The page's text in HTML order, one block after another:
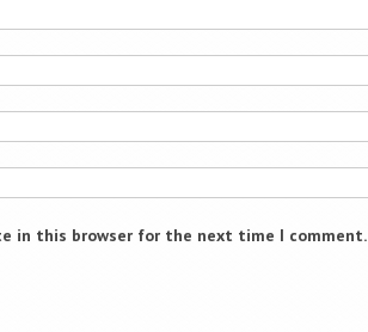
in this browser for the next time I comment.